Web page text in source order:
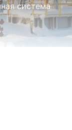
система